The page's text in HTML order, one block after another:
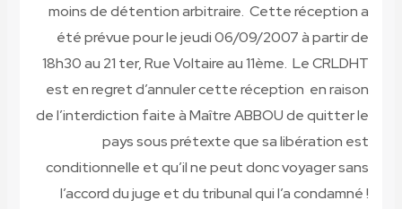
moins de détention arbitraire. Cette réception a
été prévue pour le jeudi 06/09/2007 à partir de
18h30 au 21 ter, Rue Voltaire au 11ème. Le CRLDHT
est en regret d’annuler cette réception en raison
de l’interdiction faite à Maître ABBOU de quitter le
pays sous prétexte que sa libération est
conditionnelle et qu’il ne peut donc voyager sans
l’accord du juge et du tribunal qui l’a condamné !